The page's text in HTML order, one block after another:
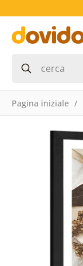
Pagina iniziale